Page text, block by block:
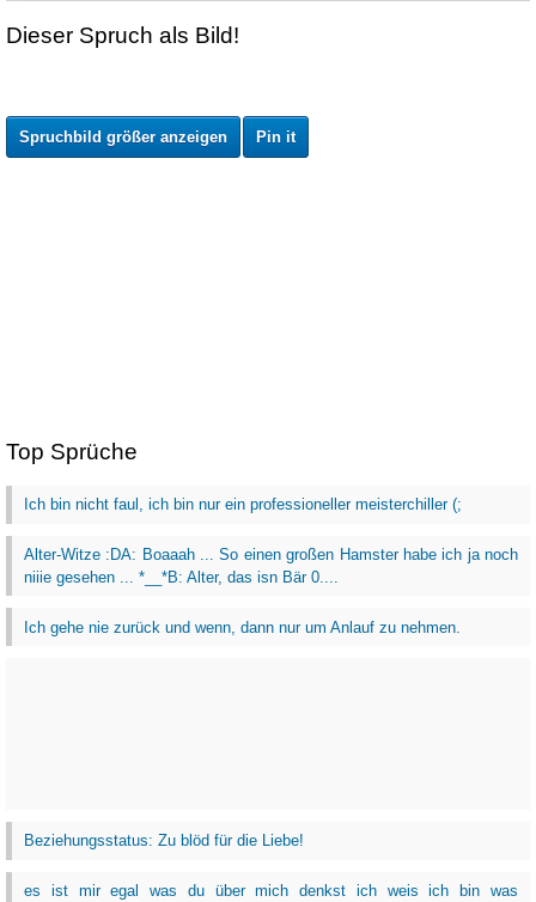
Dieser Spruch als Bild!
Spruchbild größer anzeigen Pin it
Top Sprüche
Ich bin nicht faul, ich bin nur ein professioneller meisterchiller (;
Alter-Witze :DA: Boaaah ... So einen großen Hamster habe ich ja noch
niiie gesehen ... *__*B: Alter, das isn Bär 0....
Ich gehe nie zurück und wenn, dann nur um Anlauf zu nehmen.
Beziehungsstatus: Zu blöd für die Liebe!
es ist mir egal was du über mich denkst ich weis ich bin was